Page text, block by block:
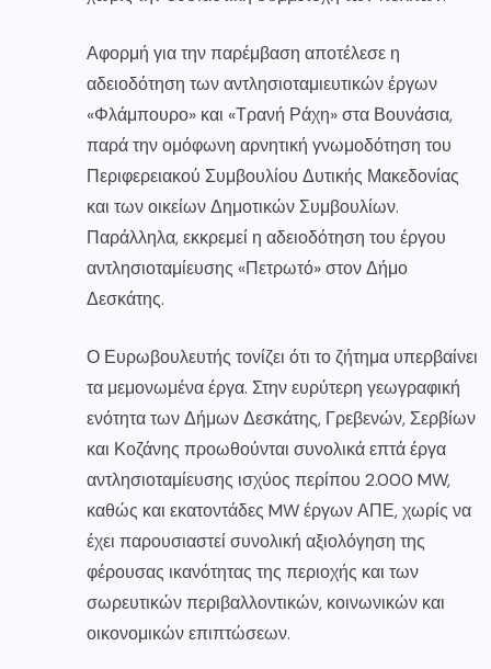
Αφορμή για την παρέμβαση αποτέλεσε η
αδειοδότηση των αντλησιοταμιευτικών έργων
«Φλάμπουρο» και «Τρανή Ράχη» στα Βουνάσια,
παρά την ομόφωνη αρνητική γνωμοδότηση του
Περιφερειακού Συμβουλίου Δυτικής Μακεδονίας
και των οικείων Δημοτικών Συμβουλίων.
Παράλληλα, εκκρεμεί η αδειοδότηση του έργου
αντλησιοταμίευσης «Πετρωτό» στον Δήμο
Δεσκάτης.
Ο Ευρωβουλευτής τονίζει ότι το ζήτημα υπερβαίνει
τα μεμονωμένα έργα. Στην ευρύτερη γεωγραφική
ενότητα των Δήμων Δεσκάτης, Γρεβενών, Σερβίων
και Κοζάνης προωθούνται συνολικά επτά έργα
αντλησιοταμίευσης ισχύος περίπου 2.000 MW,
καθώς και εκατοντάδες MW έργων ΑΠΕ, χωρίς να
έχει παρουσιαστεί συνολική αξιολόγηση της
φέρουσας ικανότητας της περιοχής και των
σωρευτικών περιβαλλοντικών, κοινωνικών και
οικονομικών επιπτώσεων.